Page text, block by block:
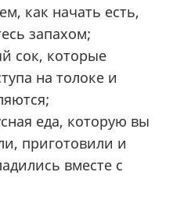
как начать есть,
запахом;
сок, которые
на толоке и
еда, которую вы
приготовили и
вместе с